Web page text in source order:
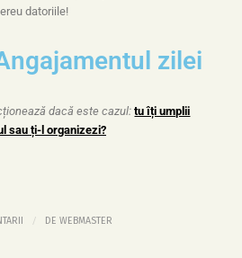
datoriile!
zilei
dacă este cazul:tu îți umplii
sau ți-l organizezi?
/ DE WEBMASTER